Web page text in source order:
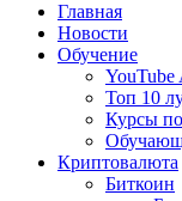
Главная
Новости
Обучение
YouTube
Топ 10
Курсы
Криптовалюта
Биткоин